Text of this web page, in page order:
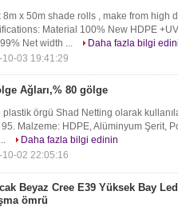
8m x 50m shade rolls , make from
Material 100% New HDPE
Net width ...
Daha fazla bilgi
03 19:41:29
Ağları,% 80 gölge
plastik örgü Shad Netting olarak
Malzeme: HDPE, Alüminyum Şerit,
Daha fazla bilgi edinin
02 22:05:16
Beyaz Cree E39 Yüksek Bay
ömrü